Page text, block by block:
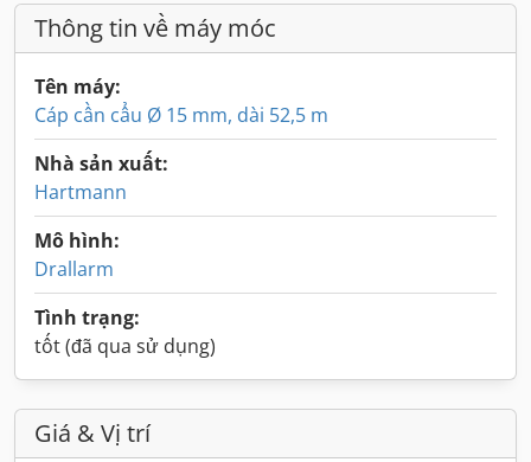
Thông tin về máy móc
Tên máy:
Cáp cần cẩu Ø 15 mm, dài 52,5 m
Nhà sản xuất:
Hartmann
Mô hình:
Drallarm
Tình trạng:
tốt (đã qua sử dụng)
Giá & Vị trí